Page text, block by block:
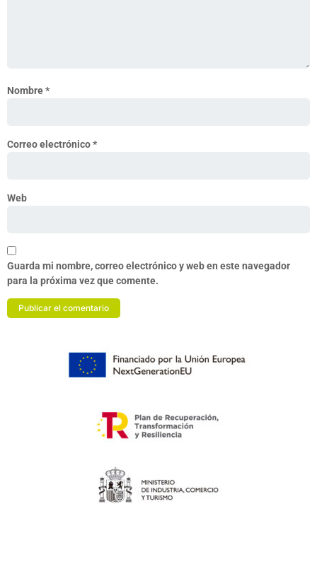
Nombre*
Correo electrónico*
Web
Guarda mi nombre, correo electrónico y web en este navegador
para la próxima vez que comente.